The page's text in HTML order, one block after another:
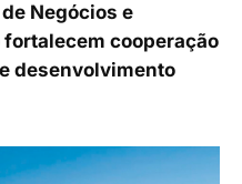
Negócios e
fortalecem cooperação
desenvolvimento